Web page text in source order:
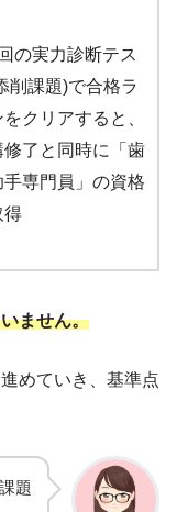
の実力診断テス
削課題)で合格ラ
クリアすると、
修了と同時に「歯
手専門員」の資格
得
ません。
めていき、基準点
題